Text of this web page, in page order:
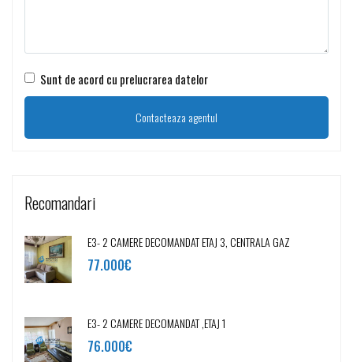
Sunt de acord cu prelucrarea datelor
Recomandari
E3- 2 CAMERE DECOMANDAT ETAJ 3, CENTRALA GAZ
77.000€
E3- 2 CAMERE DECOMANDAT ,ETAJ 1
76.000€